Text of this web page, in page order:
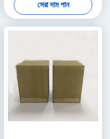
সেরা দাম পান